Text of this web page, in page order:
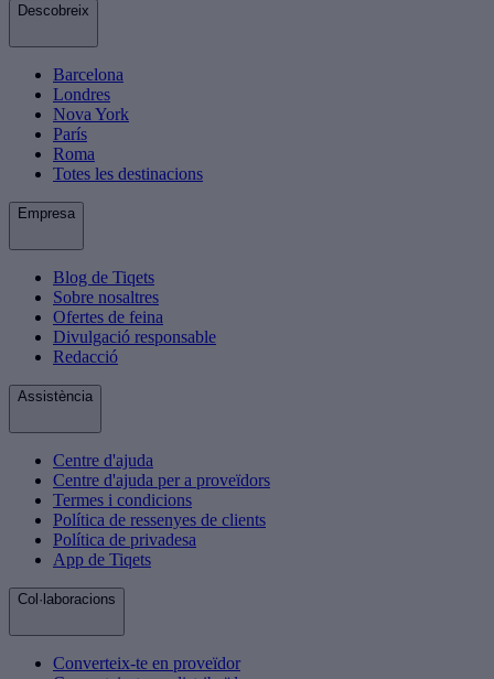
Descobreix
Barcelona
Londres
Nova York
París
Roma
Totes les destinacions
Empresa
Blog de Tiqets
Sobre nosaltres
Ofertes de feina
Divulgació responsable
Redacció
Assistència
Centre d'ajuda
Centre d'ajuda per a proveïdors
Termes i condicions
Política de ressenyes de clients
Política de privadesa
App de Tiqets
Col·laboracions
Converteix-te en proveïdor